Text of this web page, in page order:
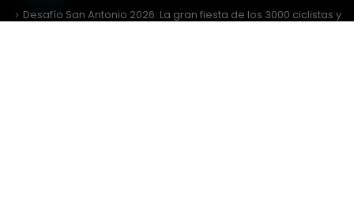
Desafío San Antonio 2026: La gran fiesta de los 3000 ciclistas y